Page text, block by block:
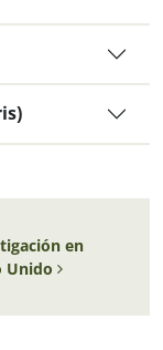
en
Unido